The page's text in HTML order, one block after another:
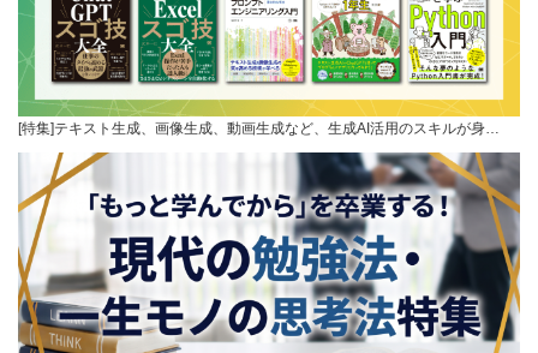
[特集]テキスト生成、画像生成、動画生成など、生成AI活用のスキルが身…